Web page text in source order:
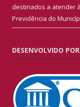
destinados a atender
Previdência do
DESENVOLVIDO